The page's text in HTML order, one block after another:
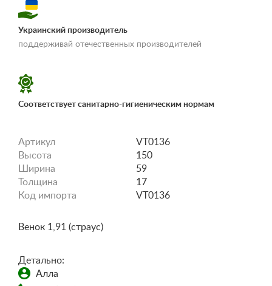
доставки и оплаты»
Украинский производитель
поддерживай отечественных производителей
Соответствует санитарно-гигиеническим нормам
Артикул
VT0136
Высота
150
Ширина
59
Толщина
17
Код импорта
VT0136
Венок 1,91 (страус)
Детально:
Алла